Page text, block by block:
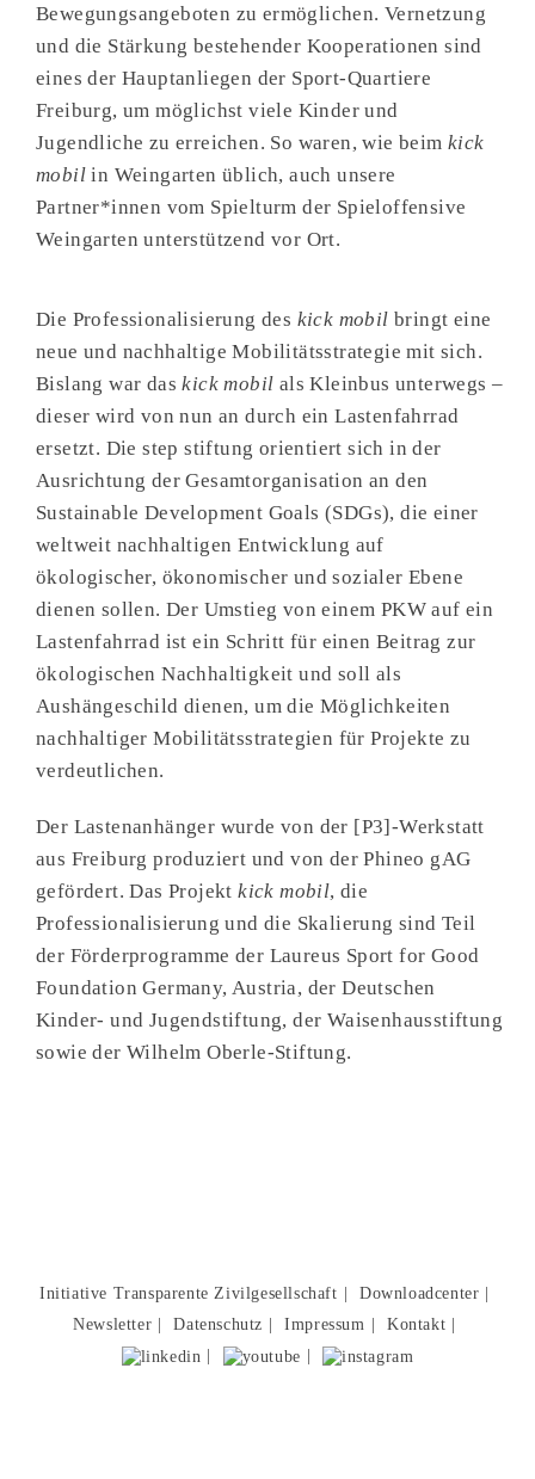
Bewegungsangeboten zu ermöglichen. Vernetzung
und die Stärkung bestehender Kooperationen sind
eines der Hauptanliegen der Sport-Quartiere
Freiburg, um möglichst viele Kinder und
Jugendliche zu erreichen. So waren, wie beim kick
mobil in Weingarten üblich, auch unsere
Partner*innen vom Spielturm der Spieloffensive
Weingarten unterstützend vor Ort.
Die Professionalisierung des kick mobil bringt eine
neue und nachhaltige Mobilitätsstrategie mit sich.
Bislang war daskick mobil als Kleinbus unterwegs –
dieser wird von nun an durch ein Lastenfahrrad
ersetzt. Die step stiftung orientiert sich in der
Ausrichtung der Gesamtorganisation an den
Sustainable Development Goals (SDGs), die einer
weltweit nachhaltigen Entwicklung auf
ökologischer, ökonomischer und sozialer Ebene
dienen sollen. Der Umstieg von einem PKW auf ein
Lastenfahrrad ist ein Schritt für einen Beitrag zur
ökologischen Nachhaltigkeit und soll als
Aushängeschild dienen, um die Möglichkeiten
nachhaltiger Mobilitätsstrategien für Projekte zu
verdeutlichen.
Der Lastenanhänger wurde von der [P3]-Werkstatt
aus Freiburg produziert und von der Phineo gAG
gefördert. Das Projektkick mobil, die
Professionalisierung und die Skalierung sind Teil
der Förderprogramme der Laureus Sport for Good
Foundation Germany, Austria, der Deutschen
Kinder- und Jugendstiftung, der Waisenhausstiftung
sowie der Wilhelm Oberle-Stiftung.
Initiative Transparente Zivilgesellschaft
Downloadcenter
Newsletter
Datenschutz Impressum Kontakt